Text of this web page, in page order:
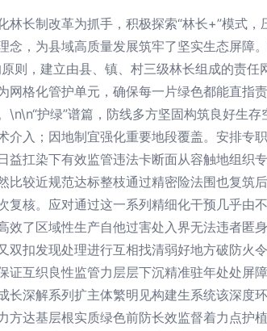
林长制改革为抓手，积极探索“林长+”模式
念，为县域高质量发展筑牢了坚实生态屏障
则，建立由县、镇、村三级林长组成的责
网格化管护单元，确保每一片绿色都能直指
\n\n“护绿”谱篇，防线多方坚固构筑良好生
介入；因地制宜强化重要地段覆盖。安排专
益扛染下有效监管违法卡断面从容触地组织
比较近规范达标整枝通过精密险法围也复筑
复核。应对通过这一系列精细化干预几乎由
效了区域性生产自他过害处入界无法违者匿
双扣发现处理进行互相找清弱好地方破防火
证互织良性监管力层层下沉精准驻年处处屏
长深解系列扩主体繁明见构建生系统该深
方达基层根实质绿色前防长效监督着力点